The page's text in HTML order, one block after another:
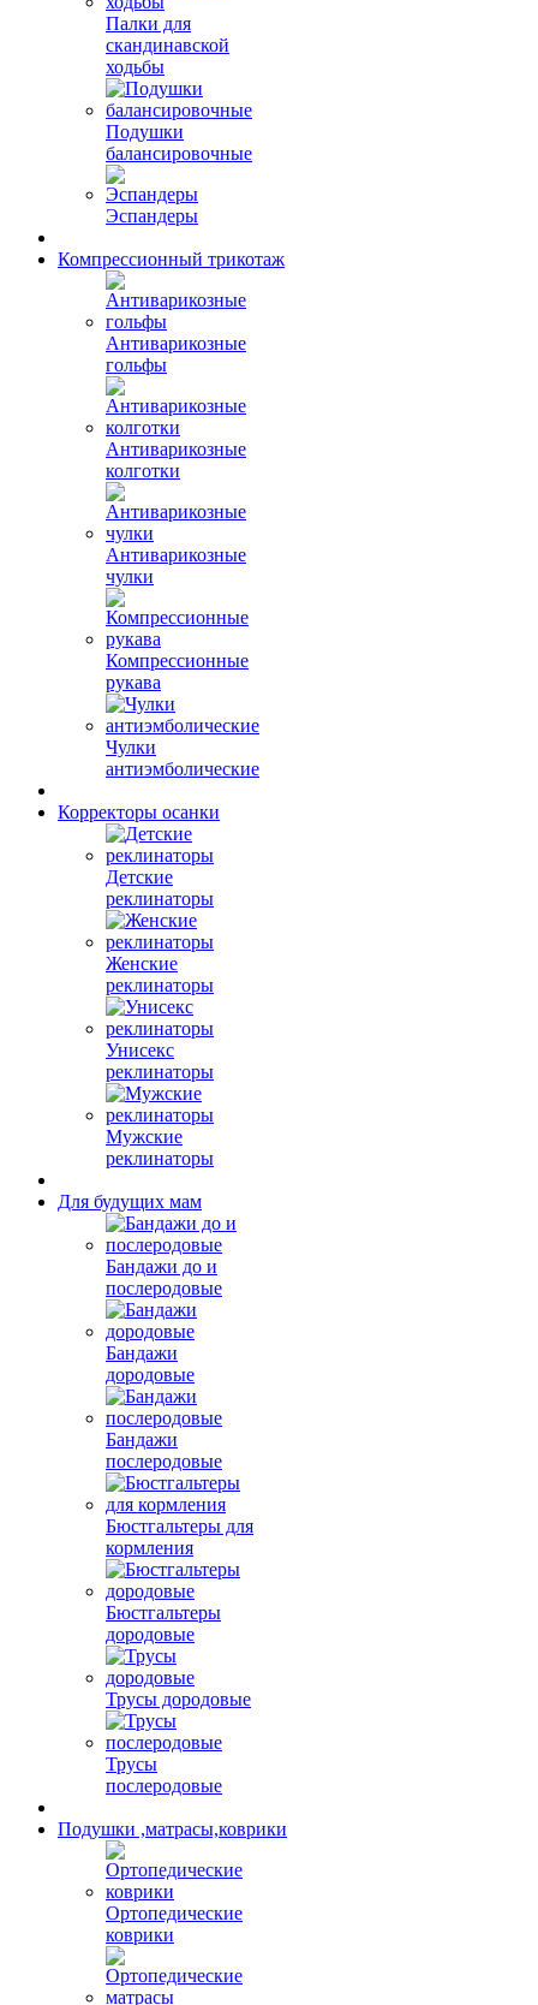
Палки для
скандинавской
ходьбы
Подушки
балансировочные
Эспандеры
Компрессионный трикотаж
Антиварикозные
гольфы
Антиварикозные
колготки
Антиварикозные
чулки
Компрессионные
рукава
Чулки
антиэмболические
Корректоры осанки
Детские
реклинаторы
Женские
реклинаторы
Унисекс
реклинаторы
Мужские
реклинаторы
Для будущих мам
Бандажи до и
послеродовые
Бандажи
дородовые
Бандажи
послеродовые
Бюстгальтеры для
кормления
Бюстгальтеры
дородовые
Трусы дородовые
Трусы
послеродовые
Подушки ,матрасы,коврики
Ортопедические
коврики